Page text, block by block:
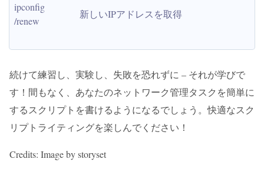
ipconfig
/renew
新しいIPアドレスを取得
続けて練習し、実験し、失敗を恐れずに – それが学びで
す！間もなく、あなたのネットワーク管理タスクを簡単に
するスクリプトを書けるようになるでしょう。快適なスク
リプトライティングを楽しんでください！
Credits: Image by storyset